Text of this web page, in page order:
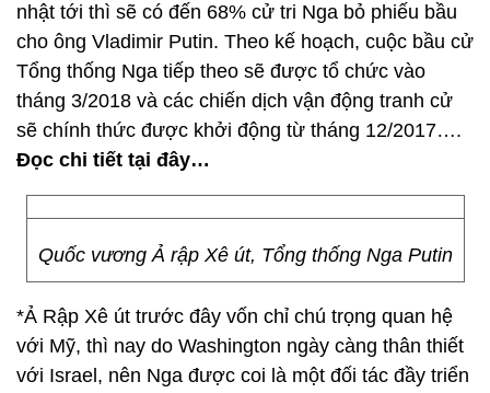
nhật tới thì sẽ có đến 68% cử tri Nga bỏ phiếu bầu
cho ông Vladimir Putin. Theo kế hoạch, cuộc bầu cử
Tổng thống Nga tiếp theo sẽ được tổ chức vào
tháng 3/2018 và các chiến dịch vận động tranh cử
sẽ chính thức được khởi động từ tháng 12/2017….
Đọc chi tiết tại đây…
Quốc vương Ả rập Xê út, Tổng thống Nga Putin
*Ả Rập Xê út trước đây vốn chỉ chú trọng quan hệ
với Mỹ, thì nay do Washington ngày càng thân thiết
với Israel, nên Nga được coi là một đối tác đầy triển